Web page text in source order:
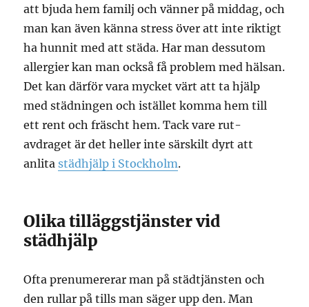
att bjuda hem familj och vänner på middag, och
man kan även känna stress över att inte riktigt
ha hunnit med att städa. Har man dessutom
allergier kan man också få problem med hälsan.
Det kan därför vara mycket värt att ta hjälp
med städningen och istället komma hem till
ett rent och fräscht hem. Tack vare rut-
avdraget är det heller inte särskilt dyrt att
anlita städhjälp i Stockholm.
Olika tilläggstjänster vid
städhjälp
Ofta prenumererar man på städtjänsten och
den rullar på tills man säger upp den. Man